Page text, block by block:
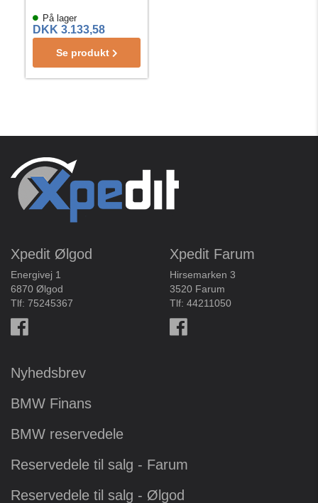
På lager
DKK 3.133,58
Se produkt
Xpedit Ølgod
Energivej 1
6870 Ølgod
Tlf: 75245367
Xpedit Farum
Hirsemarken 3
3520 Farum
Tlf: 44211050
Nyhedsbrev
BMW Finans
BMW reservedele
Reservedele til salg - Farum
Reservedele til salg - Ølgod